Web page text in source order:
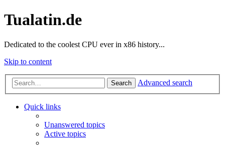
Tualatin.de
Dedicated to the coolest CPU ever in x86 history...
Skip to content
Search Advanced search
Quick links
Unanswered topics
Active topics